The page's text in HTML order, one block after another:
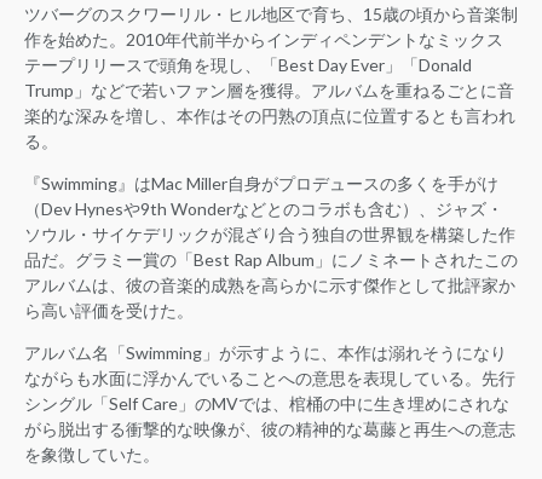
ツバーグのスクワーリル・ヒル地区で育ち、15歳の頃から音楽制
作を始めた。2010年代前半からインディペンデントなミックス
テープリリースで頭角を現し、「Best Day Ever」「Donald
Trump」などで若いファン層を獲得。アルバムを重ねるごとに音
楽的な深みを増し、本作はその円熟の頂点に位置するとも言われ
る。
『Swimming』はMac Miller自身がプロデュースの多くを手がけ
（Dev Hynesや9th Wonderなどとのコラボも含む）、ジャズ・
ソウル・サイケデリックが混ざり合う独自の世界観を構築した作
品だ。グラミー賞の「Best Rap Album」にノミネートされたこの
アルバムは、彼の音楽的成熟を高らかに示す傑作として批評家か
ら高い評価を受けた。
アルバム名「Swimming」が示すように、本作は溺れそうになり
ながらも水面に浮かんでいることへの意思を表現している。先行
シングル「Self Care」のMVでは、棺桶の中に生き埋めにされな
がら脱出する衝撃的な映像が、彼の精神的な葛藤と再生への意志
を象徴していた。